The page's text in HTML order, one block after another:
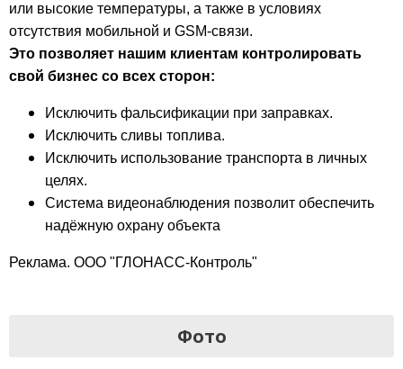
или высокие температуры, а также в условиях
отсутствия мобильной и GSM-связи.
Это позволяет нашим клиентам контролировать
свой бизнес со всех сторон:
Исключить фальсификации при заправках.
Исключить сливы топлива.
Исключить использование транспорта в личных
целях.
Система видеонаблюдения позволит обеспечить
надёжную охрану объекта
Реклама. ООО "ГЛОНАСС-Контроль"
Фото